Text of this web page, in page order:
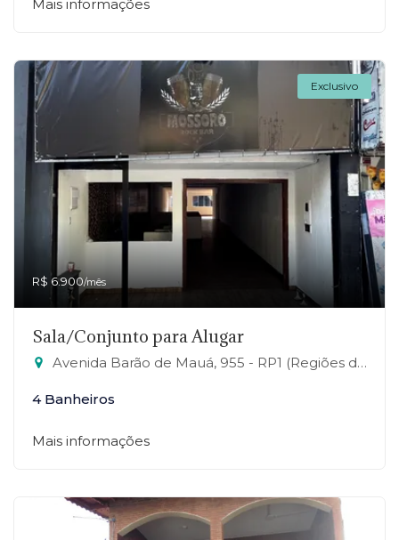
Mais informações
Exclusivo
R$ 6.900/mês
Sala/Conjunto para Alugar
Avenida Barão de Mauá, 955 - RP1 (Regiões de Planejamento), Mauá-SP
4 Banheiros
Mais informações